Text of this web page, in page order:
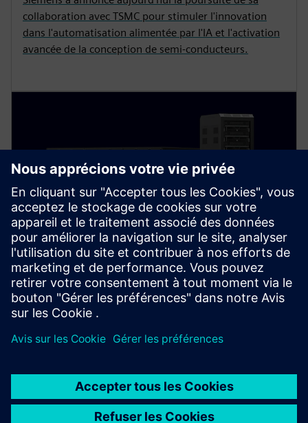
collaboration avec TSMC pour stimuler l'innovation
dans l'automatisation alimentée par l'IA et l'activation
avancée de la conception de semi-conducteurs.
COMMUNIQUÉ DE PRESSE
Siemens et NVIDIA réalisent une
percée en matière de
vérification
NVIDIA et Siemens ont capturé des dizaines de billions
de cycles en quelques jours seulement en profitant du
Veloce ProFPGA CS de Siemens.